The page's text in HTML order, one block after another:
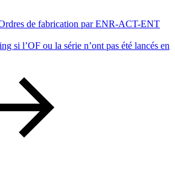
de fabrication par ENR-ACT-ENT
si l’OF ou la série n’ont pas été lancés en